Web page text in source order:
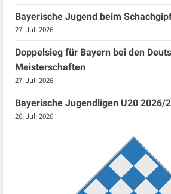
Bayerische Jugend beim
27. Juli 2026
Doppelsieg für Bayern bei den
Meisterschaften
27. Juli 2026
Bayerische Jugendligen U20 2026/
26. Juli 2026